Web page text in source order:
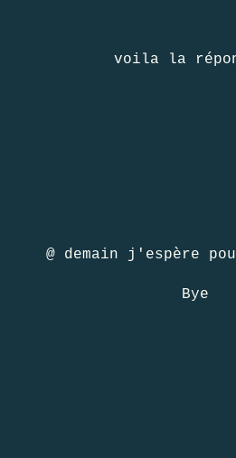
voila la
@ demain j'espère
Bye